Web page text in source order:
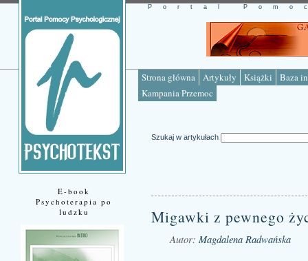
Strona główna Artykuły Książki
Baza
Kampania Przemoc
Portal
E-book
Psychoterapia po
ludzku
Szukaj w artykułach
Migawki z pewnego
Autor: Magdalena Radwańska